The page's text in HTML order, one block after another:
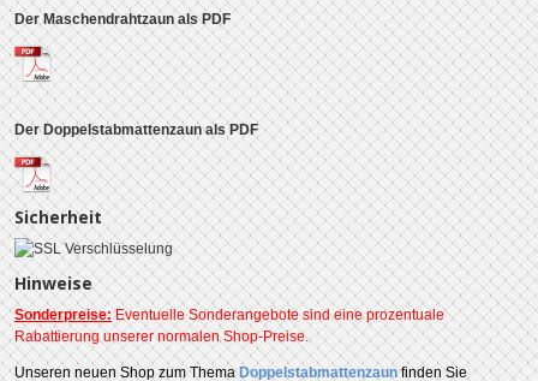
Der Maschendrahtzaun als PDF
Der Doppelstabmattenzaun als PDF
Sicherheit
Hinweise
Sonderpreise: Eventuelle Sonderangebote sind eine prozentuale
Rabattierung unserer normalen Shop-Preise.
Unserenneuen Shop zum Thema Doppelstabmattenzaun finden Sie